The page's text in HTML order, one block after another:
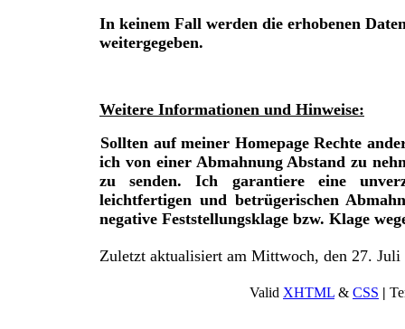
In keinem Fall werden die erhobenen
weitergegeben.
Weitere Informationen und Hinweise:
Sollten auf meiner Homepage Rechte
ich von einer Abmahnung Abstand zu
zu senden. Ich garantiere eine
leichtfertigen und betrügerischen
negative Feststellungsklage bzw. Klage
Zuletzt aktualisiert am Mittwoch, den 27. Juli
Valid XHTML & CSS |